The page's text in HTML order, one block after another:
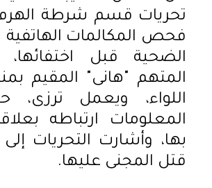
تحريات قسم شرطة
فحص المكالمات الهاتفية
الضحية قبل
المتهم "هانى" المقيم
اللواء، ويعمل ترزى،
المعلومات ارتباطه
بها، وأشارت التحريات
قتل المجنى عليها.